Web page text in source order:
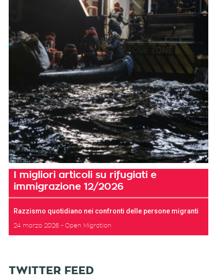
I migliori articoli su rifugiati e
immigrazione 12/2026
Razzismo quotidiano nei confronti delle persone migranti
24 marzo 2026 Open Migration
TWITTER FEED